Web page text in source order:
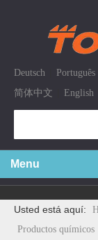
Deutsch Português
简体中文 English
Menu
Usted está aquí:
Productos químicos